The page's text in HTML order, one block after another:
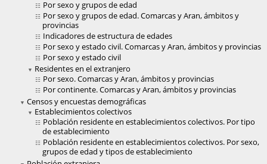
Por sexo y grupos de edad
Por sexo y grupos de edad. Comarcas y Aran, ámbitos y
provincias
Indicadores de estructura de edades
Por sexo y estado civil. Comarcas y Aran, ámbitos y provincias
Por sexo y estado civil
Residentes en el extranjero
Por sexo. Comarcas y Aran, ámbitos y provincias
Por continente. Comarcas y Aran, ámbitos y provincias
Censos y encuestas demográficas
Establecimientos colectivos
Población residente en establecimientos colectivos. Por tipo
de establecimiento
Población residente en establecimientos colectivos. Por sexo,
grupos de edad y tipos de establecimiento